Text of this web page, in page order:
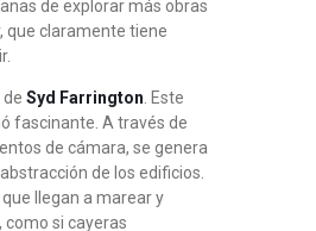
de explorar más obras
que claramente tiene
de Syd Farrington . Este
fascinante. A través de
de cámara, se genera
de los edificios.
llegan a marear y
como si cayeras